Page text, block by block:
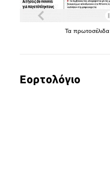
Τα πρωτοσέλιδα
Εορτολόγιο